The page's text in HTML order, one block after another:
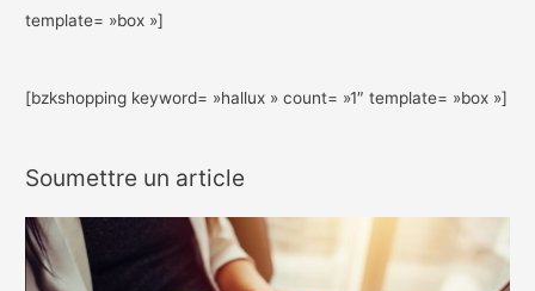
template= »box »]
[bzkshopping keyword= »hallux » count= »1″ template= »box »]
Soumettre un article